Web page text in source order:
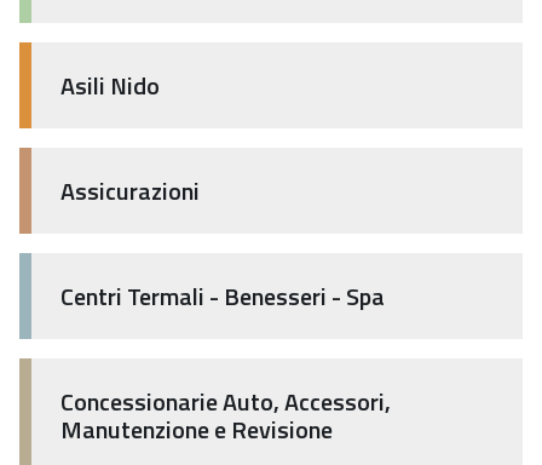
Asili Nido
Assicurazioni
Centri Termali - Benesseri - Spa
Concessionarie Auto, Accessori,
Manutenzione e Revisione